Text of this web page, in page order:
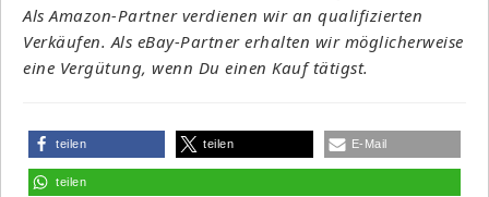
Als Amazon-Partner verdienen wir an qualifizierten
Verkäufen. Als eBay-Partner erhalten wir möglicherweise
eine Vergütung, wenn Du einen Kauf tätigst.
teilen teilen E-Mail
teilen